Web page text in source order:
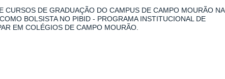
CURSOS DE GRADUAÇÃO DO CAMPUS DE CAMPO MOURÃO NA
BOLSISTA NO PIBID - PROGRAMA INSTITUCIONAL DE
EM COLÉGIOS DE CAMPO MOURÃO.